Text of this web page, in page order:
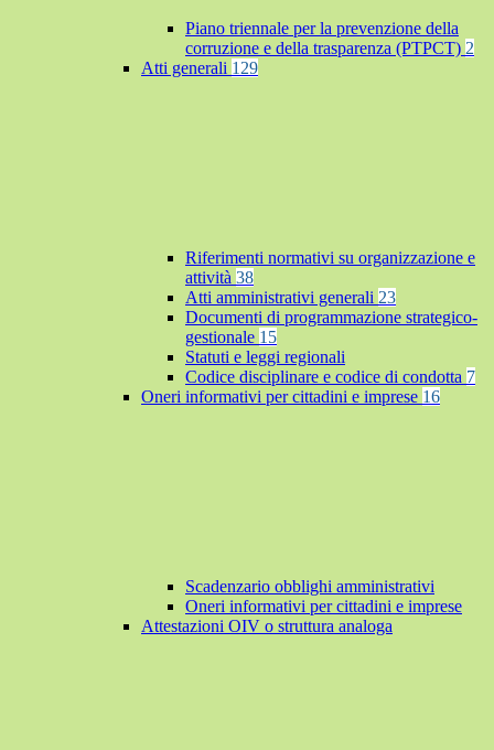
Piano triennale per la prevenzione della
corruzione e della trasparenza (PTPCT) 2
Atti generali 129
Riferimenti normativi su organizzazione e
attività 38
Atti amministrativi generali 23
Documenti di programmazione strategico-
gestionale 15
Statuti e leggi regionali
Codice disciplinare e codice di condotta 7
Oneri informativi per cittadini e imprese 16
Scadenzario obblighi amministrativi
Oneri informativi per cittadini e imprese
Attestazioni OIV o struttura analoga